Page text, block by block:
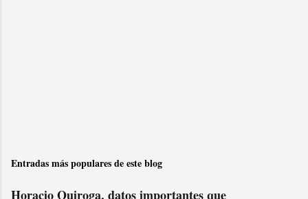
Entradas más populares de este blog
Horacio Quiroga, datos importantes que